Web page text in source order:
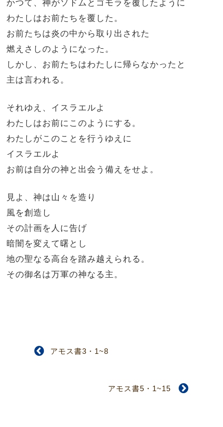
かつて、神がソドムとゴモラを覆したように
わたしはお前たちを覆した。
お前たちは炎の中から取り出された
燃えさしのようになった。
しかし、お前たちはわたしに帰らなかったと
主は言われる。
それゆえ、イスラエルよ
わたしはお前にこのようにする。
わたしがこのことを行うゆえに
イスラエルよ
お前は自分の神と出会う備えをせよ。
見よ、神は山々を造り
風を創造し
その計画を人に告げ
暗闇を変えて曙とし
地の聖なる高台を踏み越えられる。
その御名は万軍の神なる主。
アモス書3・1~8
アモス書5・1~15